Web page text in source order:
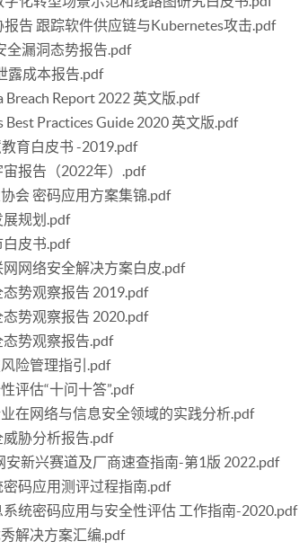
告 跟踪软件供应链与Kubernetes攻击.pdf
全漏洞态势报告.pdf
露成本报告.pdf
Breach Report 2022 英文版.pdf
Best Practices Guide 2020 英文版.pdf
育白皮书 -2019.pdf
报告（2022年）.pdf
会 密码应用方案集锦.pdf
展规划.pdf
皮书.pdf
网络安全解决方案白皮.pdf
势观察报告 2019.pdf
势观察报告 2020.pdf
势观察报告.pdf
险管理指引.pdf
评估“十问十答”.pdf
在网络与信息安全领域的实践分析.pdf
胁分析报告.pdf
安新兴赛道及厂商速查指南-第1版 2022.pdf
码应用测评过程指南.pdf
统密码应用与安全性评估 工作指南-2020.pdf
解决方案汇编.pdf